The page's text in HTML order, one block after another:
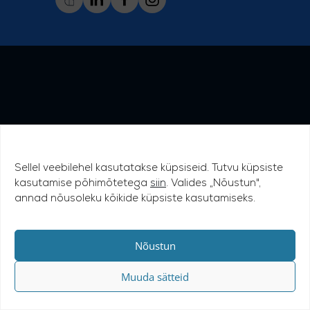
Sellel veebilehel kasutatakse küpsiseid. Tutvu küpsiste
kasutamise põhimõtetega siin. Valides „Nõustun",
annad nõusoleku kõikide küpsiste kasutamiseks.
Nõustun
Muuda sätteid